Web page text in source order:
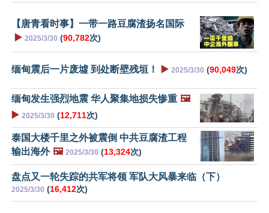
【唐青看时事】一带一路豆腐渣扬名国际
▶️ 2025/3/30 (90,782次)
缅甸震后一片废墟 到处断壁残垣！ ▶️ 2025/3/30 (90,049次)
缅甸发生强烈地震 华人聚集地损失惨重 🖼️
▶️ 2025/3/30 (12,711次)
泰国大楼千里之外被震倒 中共豆腐渣工程
输出海外 🖼️ 2025/3/30 (13,324次)
盘点又一轮失踪的共军将领 军队大风暴来临（下）
2025/3/30 (16,412次)